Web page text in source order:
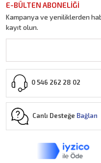
E-BÜLTEN ABONELİĞİ
Kampanya ve yeniliklerden
kayıt olun.
0 546 262 28 02
Canlı Desteğe Bağlan